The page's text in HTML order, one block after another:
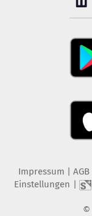
Impressum AGB
Einstellungen
©